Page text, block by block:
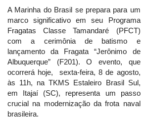
A Marinha do Brasil se prepara para um
marco significativo em seu Programa
Fragatas Classe Tamandaré (PFCT)
com a cerimônia de batismo e
lançamento da Fragata “Jerônimo de
Albuquerque” (F201). O evento, que
ocorrerá hoje, sexta-feira, 8 de agosto,
às 11h, na TKMS Estaleiro Brasil Sul,
em Itajaí (SC), representa um passo
crucial na modernização da frota naval
brasileira.